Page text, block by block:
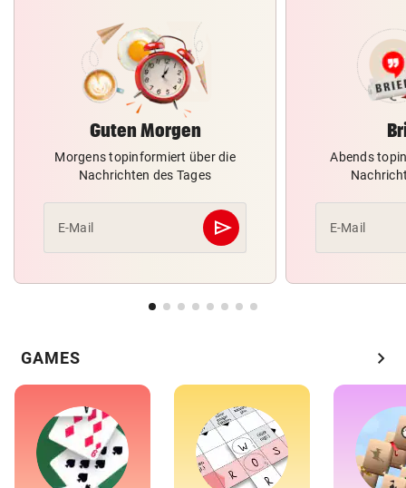
Guten Morgen
Morgens topinformiert über die
Nachrichten des Tages
E-Mail send
Abschicken
Abends
E-Mail
GAMES chevron_right